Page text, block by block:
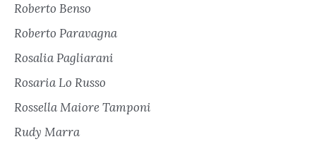
Roberto Benso
Roberto Paravagna
Rosalia Pagliarani
Rosaria Lo Russo
Rossella Maiore Tamponi
Rudy Marra